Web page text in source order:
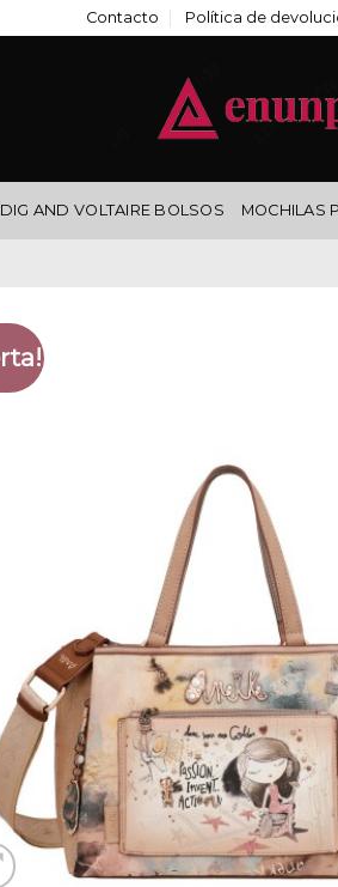
Contacto Política de
AND VOLTAIRE BOLSOS MOCHILAS